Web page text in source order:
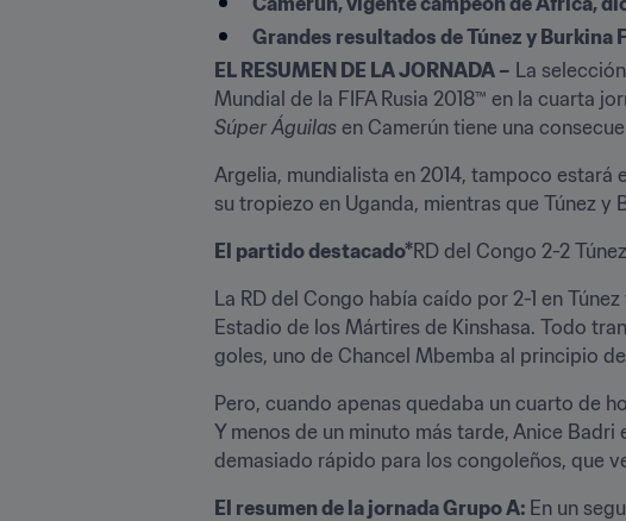
Grandes resultados de Túnez y Burkina
EL RESUMEN DE LA JORNADA – La
Súper Águilas en Camerún tiene una
Argelia, mundialista en 2014, tampoco estará
su tropiezo en Uganda, mientras que Túnez y
El partido destacado*RD del Congo 2-2
La RD del Congo había caído por 2-1 en
Estadio de los Mártires de Kinshasa. Todo
goles, uno de Chancel Mbemba al principio
Pero, cuando apenas quedaba un cuarto de
Y menos de un minuto más tarde, Anice
demasiado rápido para los congoleños, que
El resumen de la jornada Grupo A: En un